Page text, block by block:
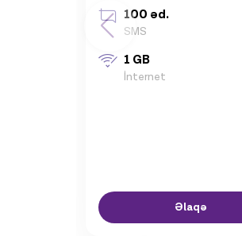
100 əd.
SMS
1 GB
İnternet
Əlaqə